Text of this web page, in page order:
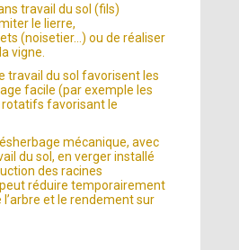
travail du sol (fils)
le lierre,
(noisetier…) ou de réaliser
vigne.
travail du sol favorisent les
facile (par exemple les
favorisant le
mécanique, avec
du sol, en verger installé
des racines
réduire temporairement
l’arbre et le rendement sur